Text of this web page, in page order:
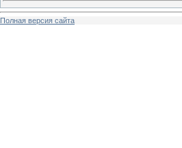
Полная версия сайта